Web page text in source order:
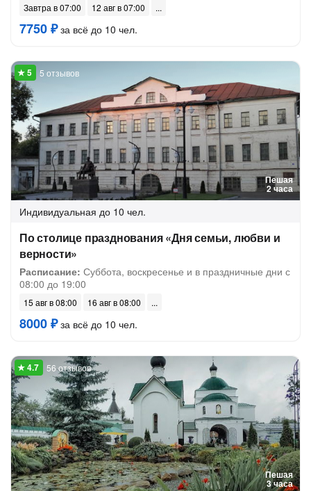
Завтра в 07:00 12 авг в 07:00
7750 ₽за всё до 10 чел.
Пешая
2 часа
5 отзывов
Индивидуальная до 10 чел.
По столице празднования «Дня семьи, любви и
верности»
Расписание: Суббота, воскресенье и в праздничные дни с
08:00 до 19:00
15 авг в 08:00 16 авг в 08:00
8000 ₽за всё до 10 чел.
Пешая
3 часа
56 отзывов